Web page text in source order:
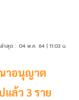
าสุด : 04 พ.ค. 64 | 11:03 น.
าอนุญาต
ล้ว 3 ราย